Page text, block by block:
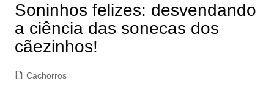
Soninhos felizes: desvendando
a ciência das sonecas dos
cãezinhos!
Cachorros